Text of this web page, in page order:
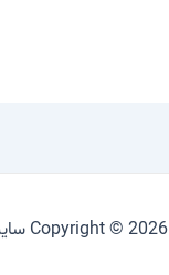
Copyright © 2026 سایت لرن شیمی | Powered by